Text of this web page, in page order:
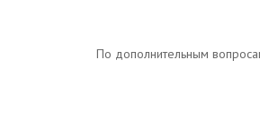
По дополнительным